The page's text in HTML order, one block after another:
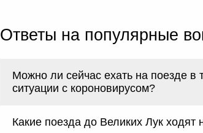
Ответы на популярные
Можно ли сейчас ехать на поезде в
ситуации с короновирусом?
Какие поезда до Великих Лук ходят